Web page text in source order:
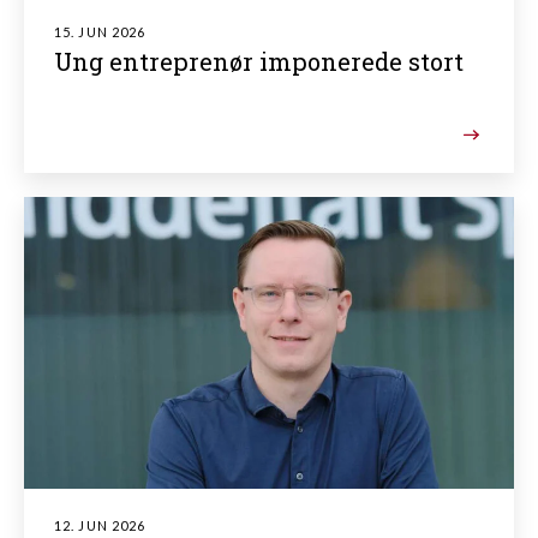
15. JUN 2026
Ung entreprenør imponerede stort
12. JUN 2026